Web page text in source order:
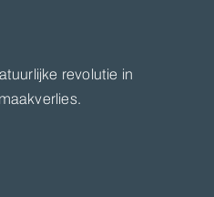
revolutie in